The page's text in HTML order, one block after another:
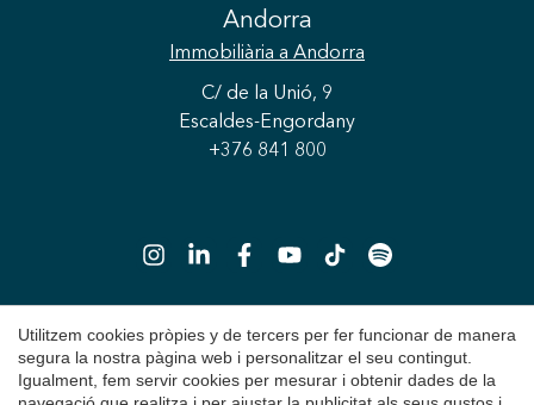
Andorra
Immobiliària a Andorra
C/ de la Unió, 9
Escaldes-Engordany
+376 841 800
Copyright 2026 © Durán Carasso
Avís Legal
Utilitzem cookies pròpies y de tercers per fer funcionar de manera
segura la nostra pàgina web i personalitzar el seu contingut.
Igualment, fem servir cookies per mesurar i obtenir dades de la
Guardar configuració Acceptar totes